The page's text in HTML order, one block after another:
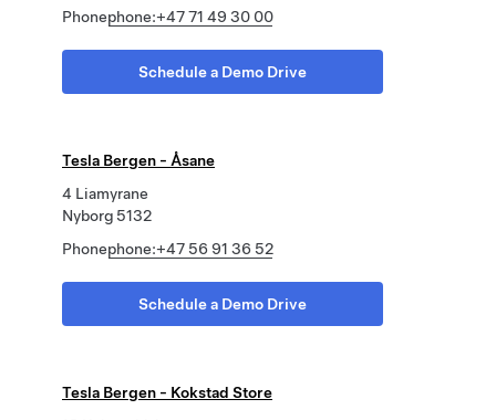
Phonephone:+47 71 49 30 00
Schedule a Demo Drive
Tesla Bergen - Åsane
4 Liamyrane
Nyborg 5132
Phonephone:+47 56 91 36 52
Schedule a Demo Drive
Tesla Bergen - Kokstad Store